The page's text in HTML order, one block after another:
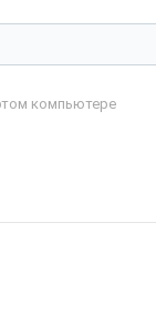
компьютере